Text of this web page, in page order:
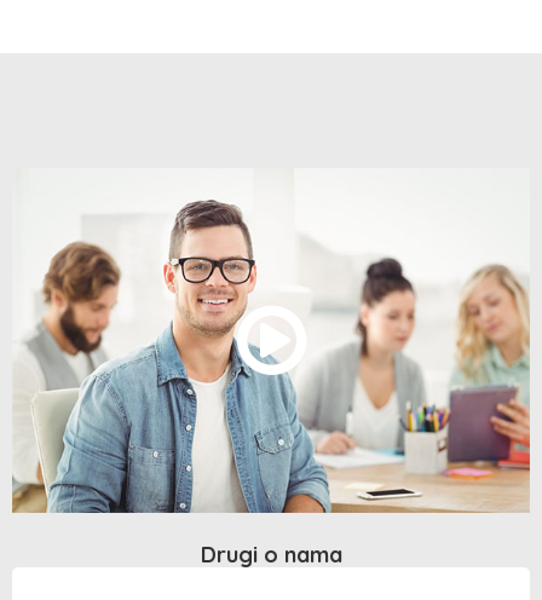
Drugi o nama